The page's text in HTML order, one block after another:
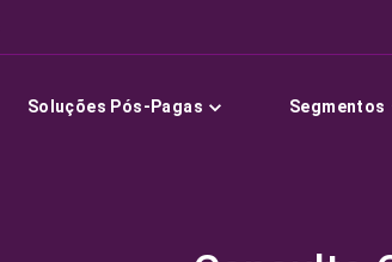
Soluções Pós-Pagas Segmentos